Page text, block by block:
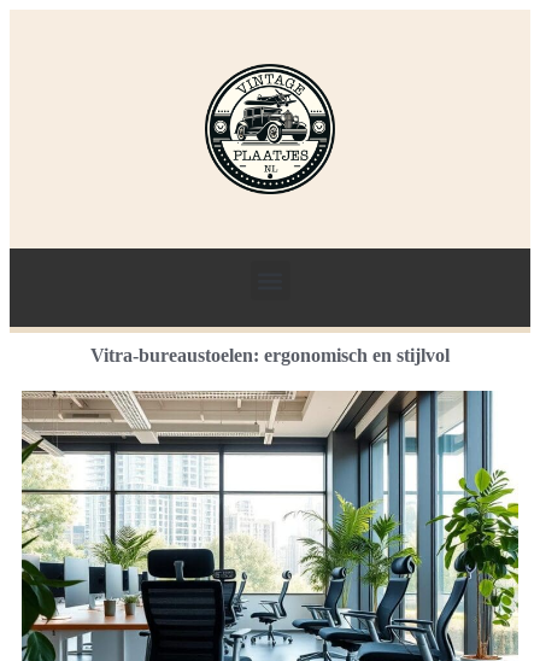
Vitra-bureaustoelen: ergonomisch en stijlvol